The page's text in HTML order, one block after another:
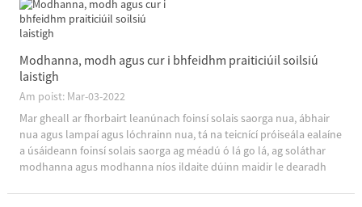
Modhanna, modh agus cur i bhfeidhm praiticiúil soilsiú
laistigh
Am poist: Mar-03-2022
Mar gheall ar fhorbairt leanúnach foinsí solais saorga nua, ábhair
nua agus lampaí agus lóchrainn nua, tá na teicnící próiseála ealaíne
a úsáideann foinsí solais saorga ag méadú ó lá go lá, ag soláthar
modhanna agus modhanna níos ildaite dúinn maidir le dearadh